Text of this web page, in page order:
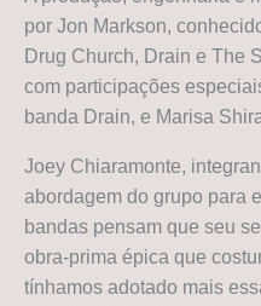
por Jon Markson,
Drug Church, Drain e The
com participações
banda Drain, e Marisa
Joey Chiaramonte,
abordagem do grupo para
bandas pensam que seu
obra-prima épica que
tínhamos adotado mais